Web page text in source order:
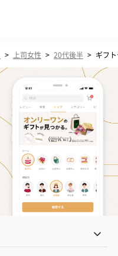
> 上司女性 > 20代後半 > ギフ